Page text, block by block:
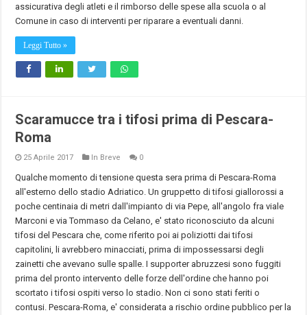
assicurativa degli atleti e il rimborso delle spese alla scuola o al
Comune in caso di interventi per riparare a eventuali danni.
Leggi Tutto »
Scaramucce tra i tifosi prima di Pescara-
Roma
25 Aprile 2017 In Breve 0
Qualche momento di tensione questa sera prima di Pescara-Roma
all'esterno dello stadio Adriatico. Un gruppetto di tifosi giallorossi a
poche centinaia di metri dall'impianto di via Pepe, all'angolo fra viale
Marconi e via Tommaso da Celano, e' stato riconosciuto da alcuni
tifosi del Pescara che, come riferito poi ai poliziotti dai tifosi
capitolini, li avrebbero minacciati, prima di impossessarsi degli
zainetti che avevano sulle spalle. I supporter abruzzesi sono fuggiti
prima del pronto intervento delle forze dell'ordine che hanno poi
scortato i tifosi ospiti verso lo stadio. Non ci sono stati feriti o
contusi. Pescara-Roma, e' considerata a rischio ordine pubblico per la